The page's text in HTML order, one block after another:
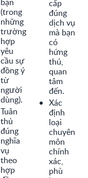
(trong
những
trường
hợp
yêu
cầu sự
đồng ý
từ
người
dùng).
Tuân
thủ
đúng
nghĩa
vụ
theo
hợp
cấp
đúng
dịch vụ
mà bạn
có
hứng
thú,
quan
tâm
đến.
Xác
định
loại
chuyên
môn
chính
xác,
phù